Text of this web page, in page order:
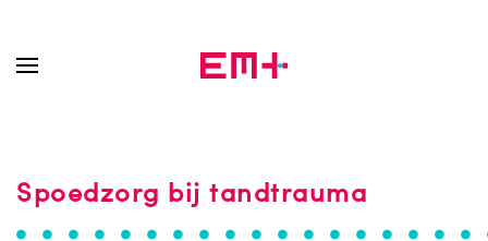
Skip to main content
Spoedzorg bij tandtrauma